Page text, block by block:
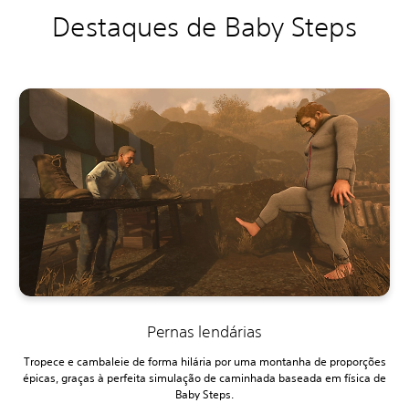
Destaques de Baby Steps
Pernas lendárias
Tropece e cambaleie de forma hilária por uma montanha de proporções
épicas, graças à perfeita simulação de caminhada baseada em física de
Baby Steps.